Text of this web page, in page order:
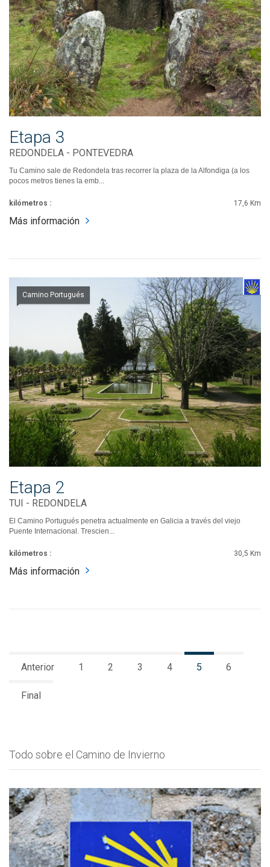
Etapa 3
REDONDELA - PONTEVEDRA
Tu Camino sale de Redondela tras recorrer la plaza de la Alfondiga (a los
pocos metros tienes la emb...
kilómetros : 17,6 Km
Más información
Camino Portugués
Etapa 2
TUI - REDONDELA
El Camino Portugués penetra actualmente en Galicia a través del viejo
Puente Internacional. Trescien...
kilómetros : 30,5 Km
Más información
Anterior 1 2 3 4 5 6
Final
Todo sobre el Camino de Invierno